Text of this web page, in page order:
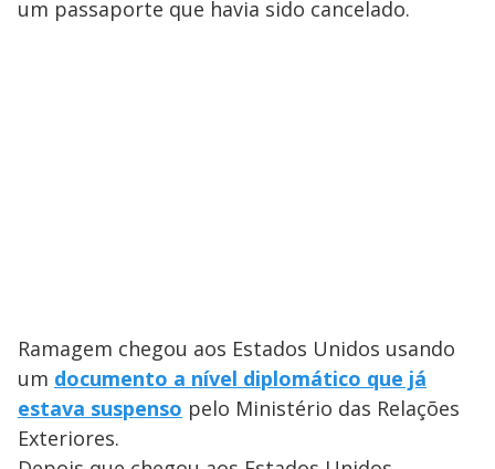
um passaporte que havia sido cancelado.
Ramagem chegou aos Estados Unidos usando
um documento a nível diplomático que já
estava suspenso pelo Ministério das Relações
Exteriores.